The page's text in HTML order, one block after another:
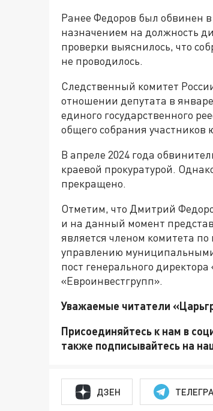
Ранее Федоров был обвинен
назначением на должность
проверки выяснилось, что
не проводилось.
Следственный комитет
отношении депутата в
единого государственного
общего собрания участников
В апреле 2024 года
краевой прокуратурой.
прекращено.
Отметим, что Дмитрий
и на данный момент
является членом комитета
управлению муниципальными
пост генерального
«Евроинвестгрупп».
Уважаемые читатели
Присоединяйтесь к нам в
также подписывайтесь на
ДЗЕН